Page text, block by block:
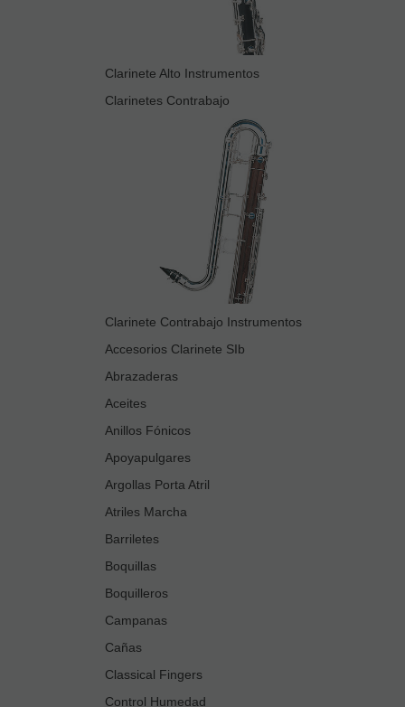
Clarinete Alto Instrumentos
Clarinetes Contrabajo
Clarinete Contrabajo Instrumentos
Accesorios Clarinete SIb
Abrazaderas
Aceites
Anillos Fónicos
Apoyapulgares
Argollas Porta Atril
Atriles Marcha
Barriletes
Boquillas
Boquilleros
Campanas
Cañas
Classical Fingers
Control Humedad